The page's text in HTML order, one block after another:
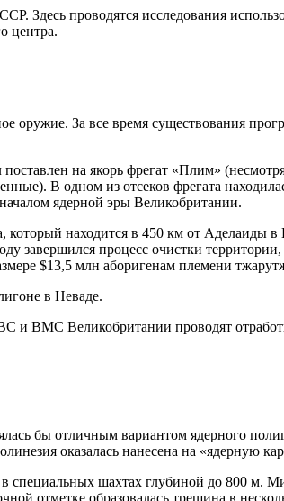
Здесь проводятся исследования
центра.
оружие. За все время существования
на якорь фрегат «Плим»
В одном из отсеков фрегата
ядерной эры Великобритании.
находится в 450 км от Аделаиды
завершился процесс очистки
$13,5 млн аборигенам племени
в Неваде.
ВМС Великобритании проводят
бы отличным вариантом ядерного
оказалась нанесена на «ядерную
шахтах глубиной до 800 м.
отметке образовалась трещина в